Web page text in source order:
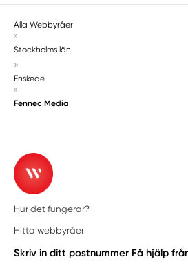
Alla Webbyråer
»
Stockholms län
»
Enskede
»
Fennec Media
Hur det fungerar?
Hitta webbyråer
Skriv in ditt postnummer Få hjälp